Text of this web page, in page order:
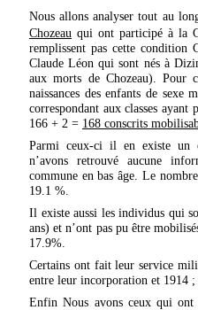
Nous allons analyser tout au
Chozeau qui ont participé à la
remplissent pas cette
Claude Léon qui sont nés à
aux morts de Chozeau). Pour
naissances des enfants de
correspondant aux classes
166 + 2 = 168 conscrits
Parmi ceux-ci il en existe un
n’avons retrouvé aucune
commune en bas âge. Le
19.1 %.
Il existe aussi les individus qui
ans) et n’ont pas pu être
17.9%.
Certains ont fait leur service
entre leur incorporation et 1914
Enfin Nous avons ceux qui